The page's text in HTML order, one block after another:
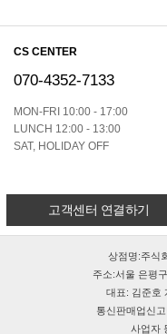
CS CENTER
070-4352-7133
MON-FRI 10:00 - 17:00
LUNCH 12:00 - 13:00
SAT, HOLIDAY OFF
고객센터 연결하기
상점명:주식
주소:서울 은평
대표: 김준호
통신판매업신
사업자